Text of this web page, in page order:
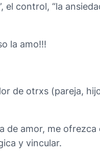
control, “la
la amo!!!
de otrxs (pareja,
amor, me
y vincular.